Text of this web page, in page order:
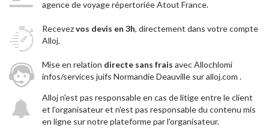
agence de voyage répertoriée Atout France.
Recevezvos devis en 3h, directement dans votre compte
Alloj.
Mise en relation directe sans frais avec Allochlomi
infos/services juifs Normandie Deauville sur alloj.com .
Alloj n'est pas responsable en cas de litige entre le client
et l’organisateur et n'est pas responsable du contenu mis
en ligne sur notre plateforme par l'organisateur.